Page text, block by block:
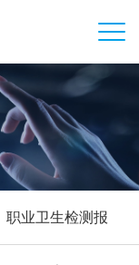
职业卫生检测报